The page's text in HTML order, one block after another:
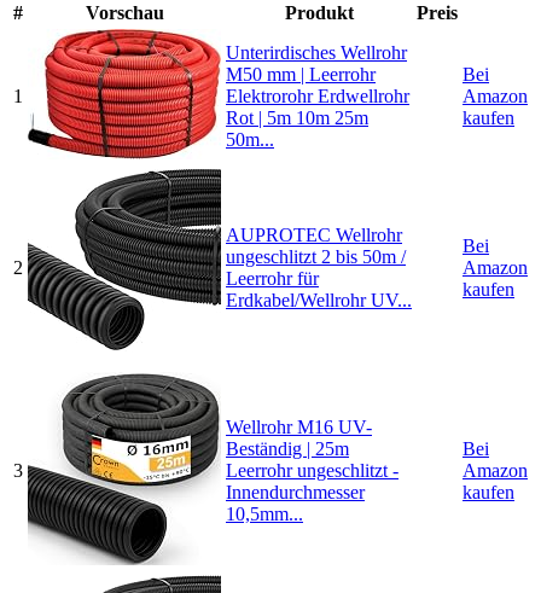
# Vorschau Produkt Preis
1
Unterirdisches Wellrohr
M50 mm | Leerrohr
Elektrorohr Erdwellrohr
Rot | 5m 10m 25m
50m...
Bei
Amazon
kaufen
2
AUPROTEC Wellrohr
ungeschlitzt 2 bis 50m /
Leerrohr für
Erdkabel/Wellrohr UV...
Bei
Amazon
kaufen
3
Wellrohr M16 UV-
Beständig | 25m
Leerrohr ungeschlitzt -
Innendurchmesser
10,5mm...
Bei
Amazon
kaufen